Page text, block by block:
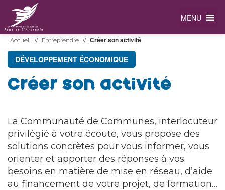
MENU
Accueil // Entreprendre // Créer son activité
DÉVELOPPEMENT ÉCONOMIQUE
Créer son activité
La Communauté de Communes, interlocuteur
privilégié à votre écoute, vous propose des
solutions concrètes pour vous informer, vous
orienter et apporter des réponses à vos
besoins en matière de mise en réseau, d’aide
au financement de votre projet, de formation…